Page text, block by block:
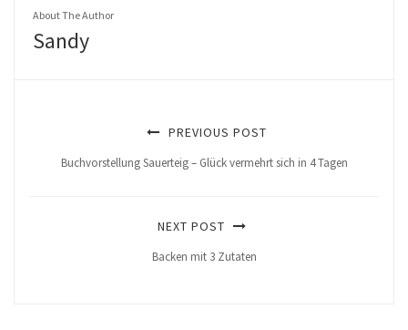
About The Author
Sandy
PREVIOUS POST
Buchvorstellung Sauerteig – Glück vermehrt sich in 4 Tagen
NEXT POST
Backen mit 3 Zutaten